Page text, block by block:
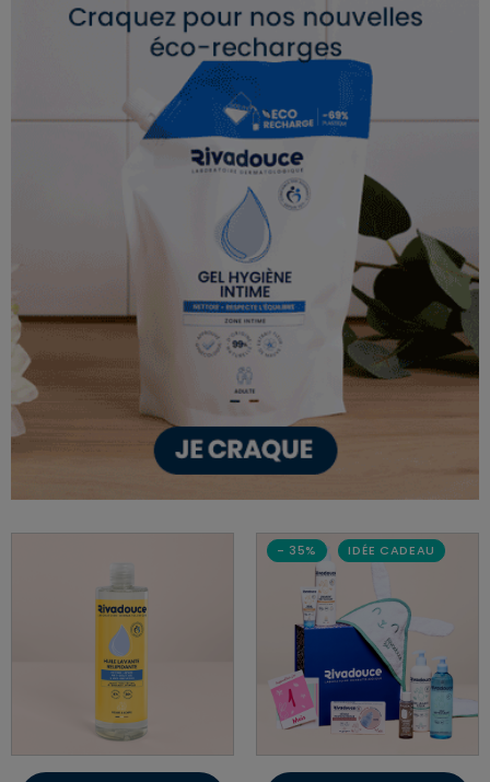
Supprimer le produit ?
- 35% IDÉE CADEAU
JE M’INSCRIS